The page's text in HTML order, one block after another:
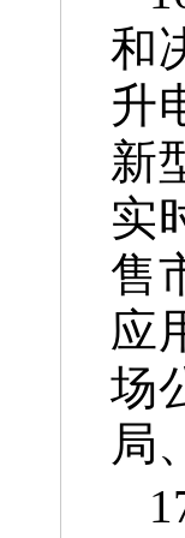
和
升
新
实
售
应
场
局